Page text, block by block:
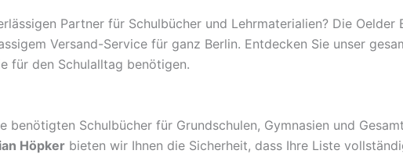
Partner für Schulbücher und Lehrmaterialien? Die
Versand-Service für ganz Berlin. Entdecken Sie unser
für den Schulalltag benötigen.
benötigten Schulbücher für Grundschulen, Gymnasien und
Höpker bieten wir Ihnen die Sicherheit, dass Ihre Liste